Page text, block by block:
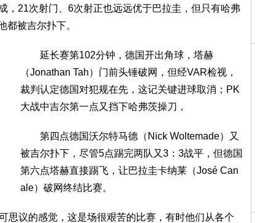
21次射门、6次射正也远远优于巴拉圭，但只有哈弗
都被吉尔扑下。
延长赛第102分钟，德国开出角球，塔赫
（Jonathan Tah）门前头锤破网，但经VAR检视，
裁判认定德国对犯规在先，这记关键进球取消；PK
大战中吉尔第一点又挡下哈弗茨操刀，
第四点德国沃尔特马德（Nick Woltemade）又
被吉尔扑下，尽管5点踢完两队又3：3战平，但德国
第六点塔赫直接踢飞，让巴拉圭卡纳莱（José Can
ale）破网终结比赛。
议的感觉，这是场很艰苦的比赛，有时他们从各个